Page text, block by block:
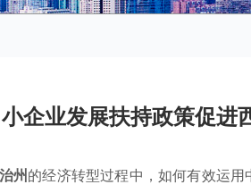
企业发展扶持政策促
州的经济转型过程中，如何有效运